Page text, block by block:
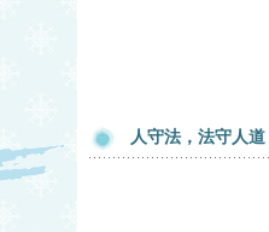
人守法，法守人道